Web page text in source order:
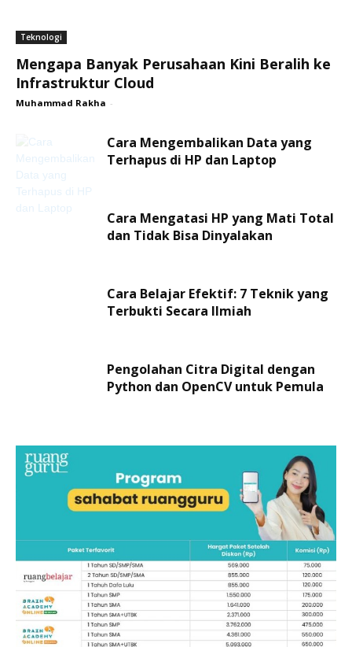
Teknologi
Mengapa Banyak Perusahaan Kini Beralih ke
Infrastruktur Cloud
Muhammad Rakha -
Cara Mengembalikan Data yang
Terhapus di HP dan Laptop
Cara Mengatasi HP yang Mati Total
dan Tidak Bisa Dinyalakan
Cara Belajar Efektif: 7 Teknik yang
Terbukti Secara Ilmiah
Pengolahan Citra Digital dengan
Python dan OpenCV untuk Pemula